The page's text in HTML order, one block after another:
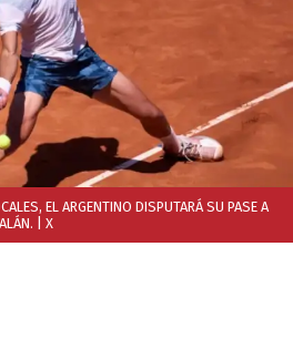
EL ARGENTINO DISPUTARÁ SU PASE A
| X